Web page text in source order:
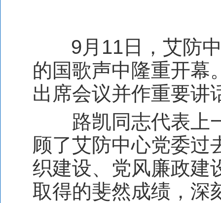
9月 11 日，艾防
的国歌声中隆重开幕
出席会议并作重要讲
路凯同志代表上
顾了艾防中心党委过
织建设、党风廉政建
取得的斐然成绩，深